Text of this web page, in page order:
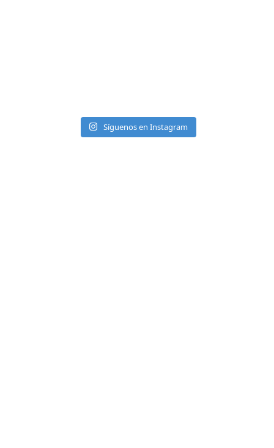
Síguenos en Instagram